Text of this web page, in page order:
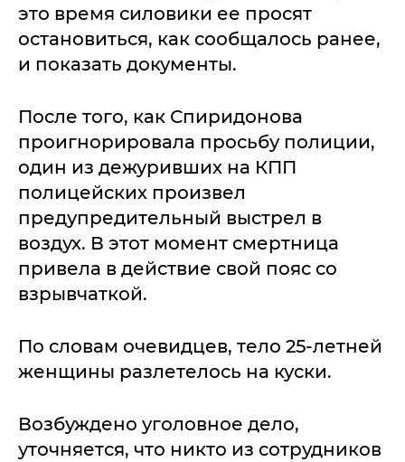
это время силовики ее просят
остановиться, как сообщалось ранее,
и показать документы.
После того, как Спиридонова
проигнорировала просьбу полиции,
один из дежуривших на КПП
полицейских произвел
предупредительный выстрел в
воздух. В этот момент смертница
привела в действие свой пояс со
взрывчаткой.
По словам очевидцев, тело 25-летней
женщины разлетелось на куски.
Возбуждено уголовное дело,
уточняется, что никто из сотрудников